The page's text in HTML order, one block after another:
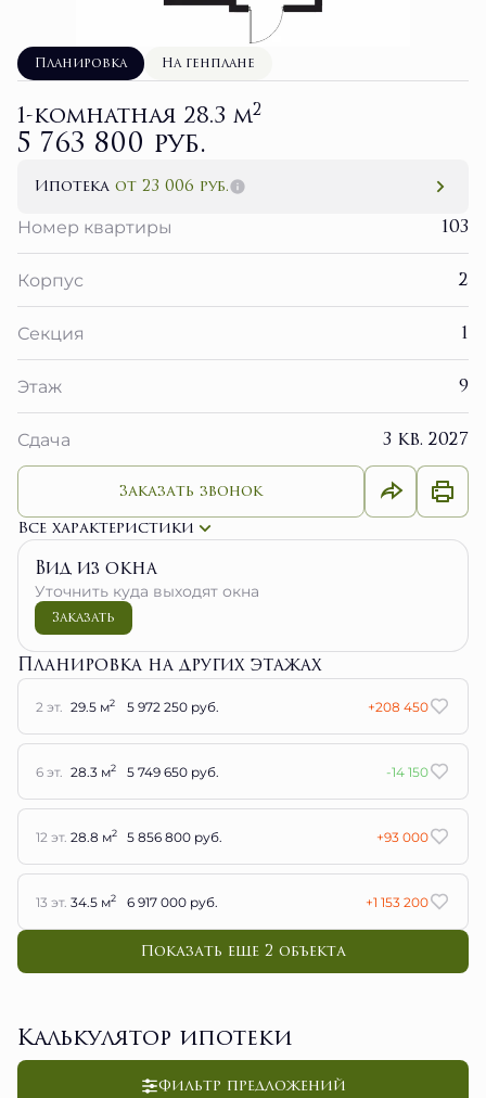
Планировка На генплане
1-комнатная 28.3 м2
5 763 800 руб.
Ипотека от 23 006 руб.
Номер квартиры
103
Корпус 2
Секция 1
Этаж 9
Сдача 3 кв. 2027
Заказать звонок
Все характеристики
Вид из окна
Уточнить куда выходят окна
Заказать
Планировка на других этажах
2 эт. 29.5 м2 5 972 250 руб. +208 450
6 эт. 28.3 м2 5 749 650 руб. -14 150
12 эт. 28.8 м2 5 856 800 руб. +93 000
13 эт. 34.5 м2 6 917 000 руб. +1 153 200
Показать еще 2 объектa
Калькулятор ипотеки
Фильтр предложений